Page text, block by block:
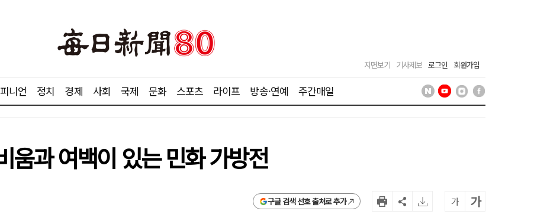
지면보기 기사제보 로그인 회원가입
니언 정치 경제 사회 국제 문화 스포츠 라이프 방송·연예 주간매일
과 여백이 있는 민화 가방전
구글 검색 선호 출처로 추가 가 가